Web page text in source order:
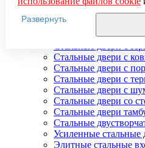
Стальные двери в
Стальные двери
Стальные двери
Стальные двери мдф
Стальные двери с
Стальные двери с
Стальные двери с
Стальные двери с
Стальные двери со
Стальные двери
Стальные
Усиленные стальные
Элитные стальные
пользовательских данных
местоположении, устройстве,
для функционирования
использования систем
Яндекс.Метрика), в
обработки персональных
Если вы не хотите, чтобы
настройте ограничения в
Развернуть